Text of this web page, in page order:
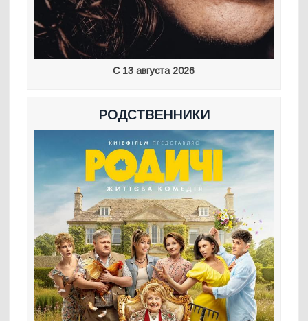
С 13 августа 2026
РОДСТВЕННИКИ